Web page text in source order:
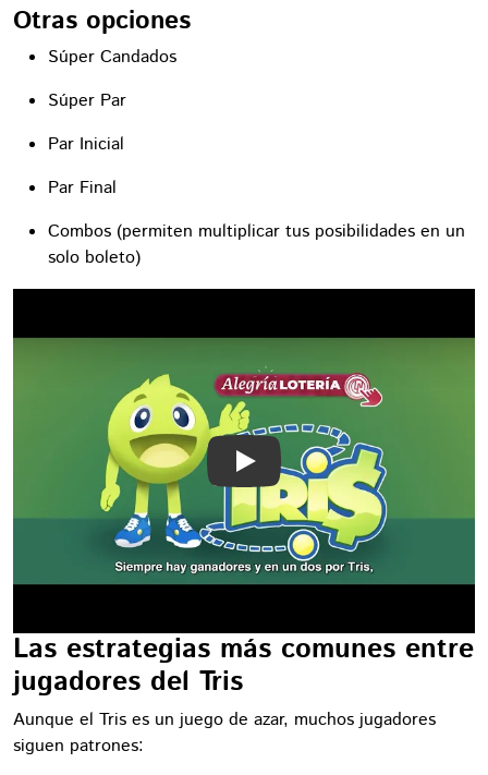
Otras opciones
Súper Candados
Súper Par
Par Inicial
Par Final
Combos (permiten multiplicar tus posibilidades en un
solo boleto)
Play
Las estrategias más comunes entre
jugadores del Tris
Aunque el Tris es un juego de azar, muchos jugadores
siguen patrones: